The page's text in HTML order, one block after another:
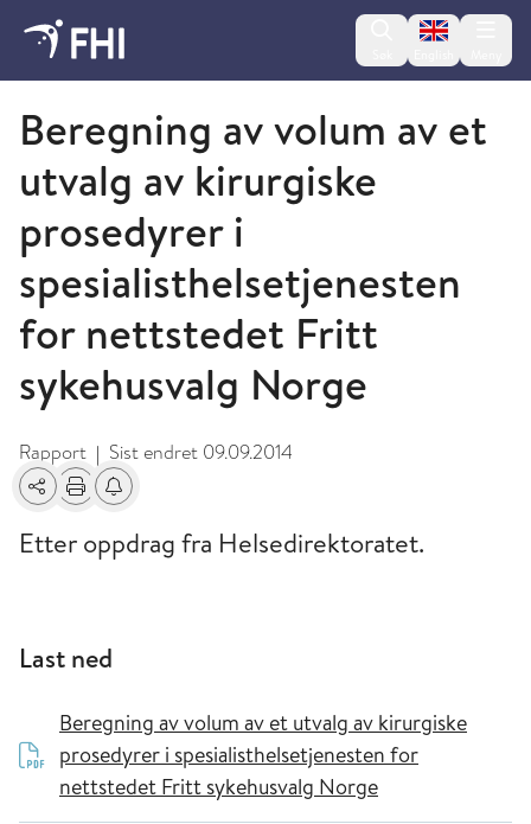
Change
2009 og eldre publikasjoner fra FHI
Beregning av volum av et
utvalg av kirurgiske
prosedyrer i
spesialisthelsetjenesten
for nettstedet Fritt
sykehusvalg Norge
Rapport | Sist endret 09.09.2014
Del Skriv utFå varsel om endringer
Etter oppdrag fra Helsedirektoratet.
Last ned
Beregning av volum av et utvalg av kirurgiske
prosedyrer i spesialisthelsetjenesten for
nettstedet Fritt sykehusvalg Norge